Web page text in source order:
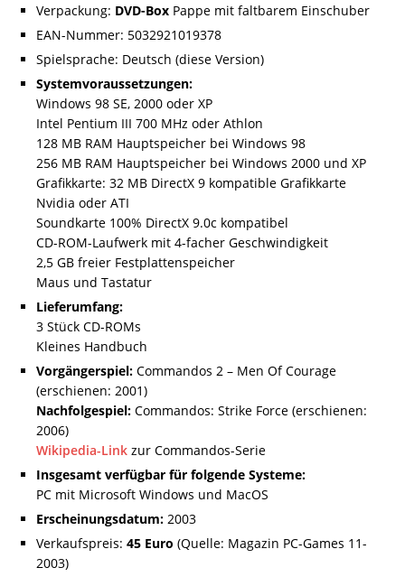
Verpackung: DVD-Box Pappe mit faltbarem Einschuber
EAN-Nummer: 5032921019378
Spielsprache: Deutsch (diese Version)
Systemvoraussetzungen:
Windows 98 SE, 2000 oder XP
Intel Pentium III 700 MHz oder Athlon
128 MB RAM Hauptspeicher bei Windows 98
256 MB RAM Hauptspeicher bei Windows 2000 und XP
Grafikkarte: 32 MB DirectX 9 kompatible Grafikkarte
Nvidia oder ATI
Soundkarte 100% DirectX 9.0c kompatibel
CD-ROM-Laufwerk mit 4-facher Geschwindigkeit
2,5 GB freier Festplattenspeicher
Maus und Tastatur
Lieferumfang:
3 Stück CD-ROMs
Kleines Handbuch
Vorgängerspiel: Commandos 2 – Men Of Courage
(erschienen: 2001)
Nachfolgespiel: Commandos: Strike Force (erschienen:
2006)
Wikipedia-Link zur Commandos-Serie
Insgesamt verfügbar für folgende Systeme:
PC mit Microsoft Windows und MacOS
Erscheinungsdatum: 2003
Verkaufspreis: 45 Euro (Quelle: Magazin PC-Games 11-
2003)